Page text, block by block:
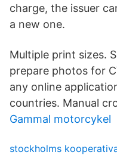
charge, the issuer
a new one.
Multiple print sizes.
prepare photos for
any online
countries. Manual
Gammal motorcykel
stockholms